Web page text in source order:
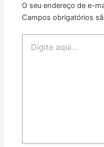
O seu endereço de e-
Campos obrigatórios
aqui...